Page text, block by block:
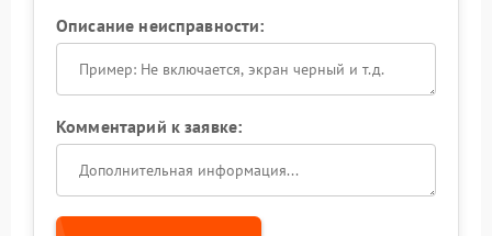
Описание неисправности:
Комментарий к заявке: